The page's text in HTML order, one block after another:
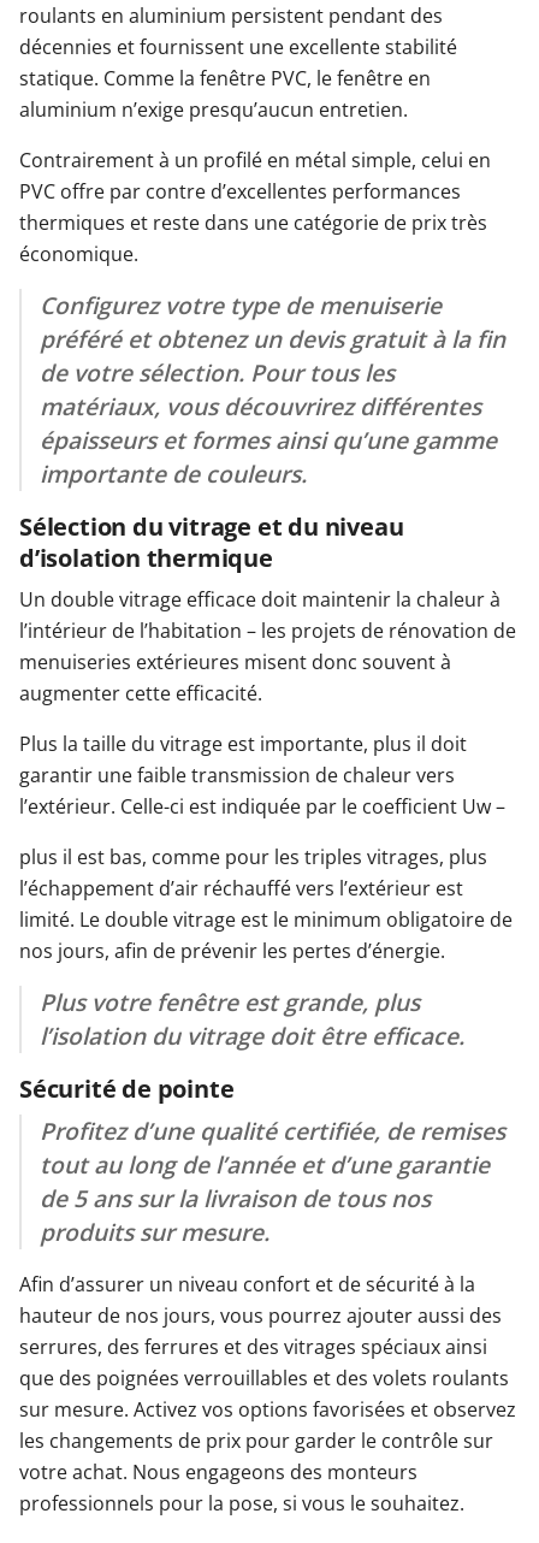
roulants en aluminium persistent pendant des
décennies et fournissent une excellente stabilité
statique. Comme la fenêtre PVC, le fenêtre en
aluminium n’exige presqu’aucun entretien.
Contrairement à un profilé en métal simple, celui en
PVC offre par contre d’excellentes performances
thermiques et reste dans une catégorie de prix très
économique.
Configurez votre type de menuiserie
préféré et obtenez un devis gratuit à la fin
de votre sélection. Pour tous les
matériaux, vous découvrirez différentes
épaisseurs et formes ainsi qu’une gamme
importante de couleurs.
Sélection du vitrage et du niveau
d’isolation thermique
Un double vitrage efficace doit maintenir la chaleur à
l’intérieur de l’habitation – les projets de rénovation de
menuiseries extérieures misent donc souvent à
augmenter cette efficacité.
Plus la taille du vitrage est importante, plus il doit
garantir une faible transmission de chaleur vers
l’extérieur. Celle-ci est indiquée par le coefficient Uw –
plus il est bas, comme pour les triples vitrages, plus
l’échappement d’air réchauffé vers l’extérieur est
limité. Le double vitrage est le minimum obligatoire de
nos jours, afin de prévenir les pertes d’énergie.
Plus votre fenêtre est grande, plus
l’isolation du vitrage doit être efficace.
Sécurité de pointe
Profitez d’une qualité certifiée, de remises
tout au long de l’année et d’une garantie
de 5 ans sur la livraison de tous nos
produits sur mesure.
Afin d’assurer un niveau confort et de sécurité à la
hauteur de nos jours, vous pourrez ajouter aussi des
serrures, des ferrures et des vitrages spéciaux ainsi
que des poignées verrouillables et des volets roulants
sur mesure. Activez vos options favorisées et observez
les changements de prix pour garder le contrôle sur
votre achat. Nous engageons des monteurs
professionnels pour la pose, si vous le souhaitez.